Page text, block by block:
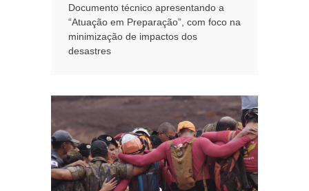
Documento técnico apresentando a
“Atuação em Preparação”, com foco na
minimização de impactos dos
desastres